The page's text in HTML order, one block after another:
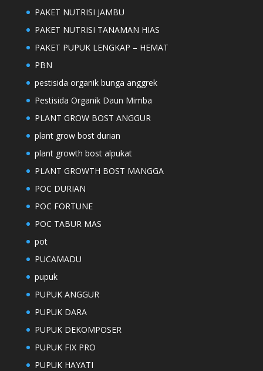
PAKET NUTRISI JAMBU
PAKET NUTRISI TANAMAN HIAS
PAKET PUPUK LENGKAP – HEMAT
PBN
pestisida organik bunga anggrek
Pestisida Organik Daun Mimba
PLANT GROW BOST ANGGUR
plant grow bost durian
plant growth bost alpukat
PLANT GROWTH BOST MANGGA
POC DURIAN
POC FORTUNE
POC TABUR MAS
pot
PUCAMADU
pupuk
PUPUK ANGGUR
PUPUK DARA
PUPUK DEKOMPOSER
PUPUK FIX PRO
PUPUK HAYATI